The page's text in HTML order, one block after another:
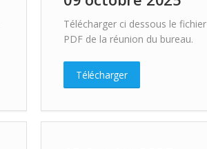
Télécharger ci dessous le fichier
PDF de la réunion du bureau.
Télécharger